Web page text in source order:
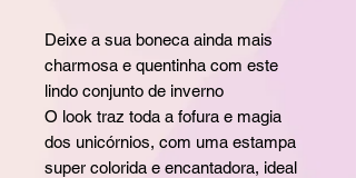
Deixe a sua boneca ainda mais
charmosa e quentinha com este
lindo conjunto de inverno
O look traz toda a fofura e magia
dos unicórnios, com uma estampa
super colorida e encantadora, ideal